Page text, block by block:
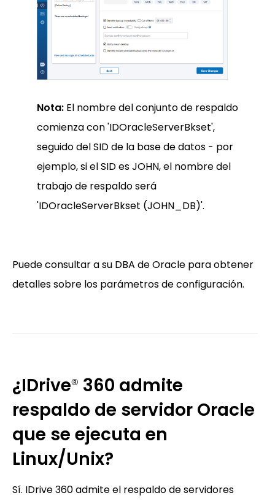
Nota: El nombre del conjunto de respaldo
comienza con 'IDOracleServerBkset',
seguido del SID de la base de datos - por
ejemplo, si el SID es JOHN, el nombre del
trabajo de respaldo será
'IDOracleServerBkset (JOHN_DB)'.
Puede consultar a su DBA de Oracle para obtener
detalles sobre los parámetros de configuración.
¿IDrive® 360 admite
respaldo de servidor Oracle
que se ejecuta en
Linux/Unix?
Sí. IDrive 360 admite el respaldo de servidores